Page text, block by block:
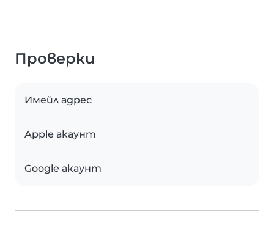
Проверки
Имейл адрес
Apple акаунт
Google акаунт